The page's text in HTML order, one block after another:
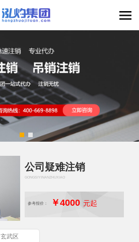
公司疑难注销
GONGSIYINANZHUXIAO
玄武区
参考报价： ￥4000 元起